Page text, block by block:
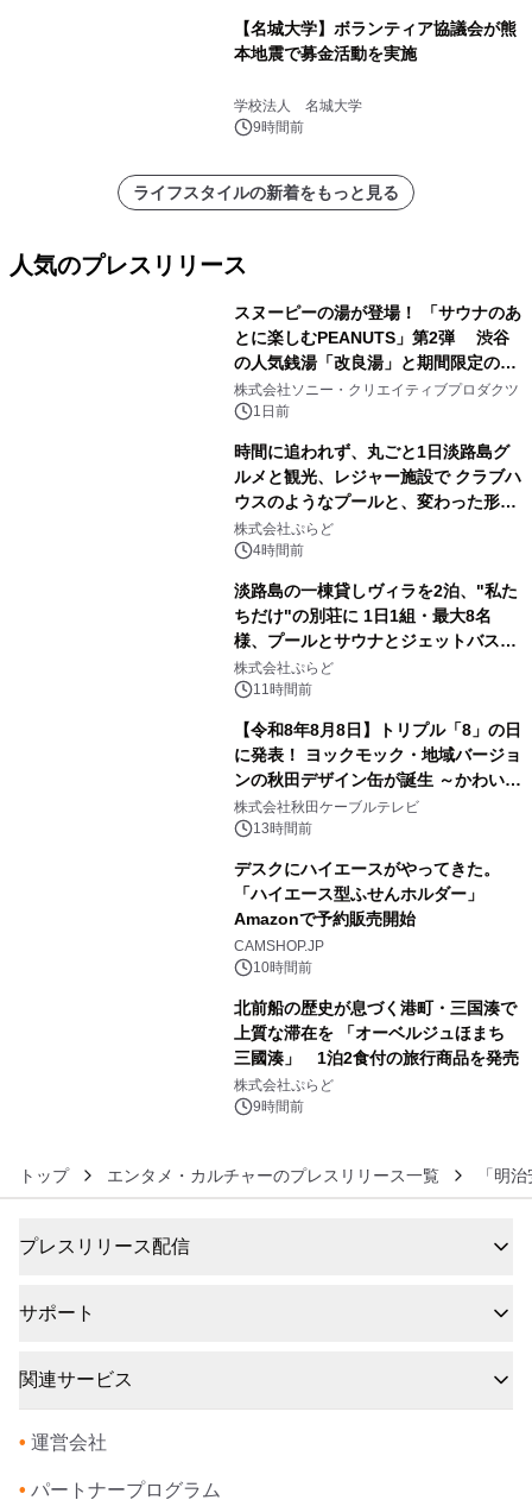
【名城大学】ボランティア協議会が熊
本地震で募金活動を実施
学校法人 名城大学
9時間前
ライフスタイルの新着をもっと見る
人気のプレスリリース
スヌーピーの湯が登場！ 「サウナのあ
とに楽しむPEANUTS」第2弾 渋谷
の人気銭湯「改良湯」と期間限定のコ
ラボレーション サウナイキタイコラ
ボグッズも発売決定！
株式会社ソニー・クリエイティブプロダクツ
1日前
時間に追われず、丸ごと1日淡路島グ
ルメと観光、レジャー施設で クラブハ
ウスのようなプールと、変わった形の
サウナも 「THE BOXY AWAJI」のお
得な素泊まり連泊プランで
株式会社ぷらど
4時間前
淡路島の一棟貸しヴィラを2泊、"私た
ちだけ"の別荘に 1日1組・最大8名
様、プールとサウナとジェットバス付
きで Villa Mon Temps AWAJIの連泊
素泊りプラン
株式会社ぷらど
11時間前
【令和8年8月8日】トリプル「8」の日
に発表！ ヨックモック・地域バージョ
ンの秋田デザイン缶が誕生 ～かわいい
秋田犬の子犬と秋田の四季と名所を巡
るパッケージ～ 9月1日(火)秋田県内で
株式会社秋田ケーブルテレビ
13時間前
デスクにハイエースがやってきた。
「ハイエース型ふせんホルダー」
Amazonで予約販売開始
CAMSHOP.JP
10時間前
北前船の歴史が息づく港町・三国湊で
上質な滞在を 「オーベルジュほまち
三國湊」 1泊2食付の旅行商品を発売
株式会社ぷらど
9時間前
トップ エンタメ・カルチャーのプレスリリース一覧 「明
プレスリリース配信
サポート
関連サービス
• 運営会社
• パートナープログラム